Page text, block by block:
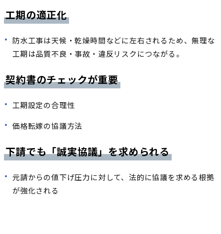
工期の適正化
防水工事は天候・乾燥時間などに左右されるため、無理な
工期は品質不良・事故・違反リスクにつながる。
契約書のチェックが重要
工期設定の合理性
価格転嫁の協議方法
下請でも「誠実協議」を求められる
元請からの値下げ圧力に対して、法的に協議を求める根拠
が強化される